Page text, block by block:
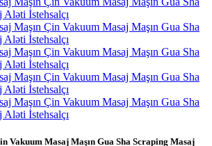
Vakuum Masaj Maşın Gua Sha Scraping Masaj